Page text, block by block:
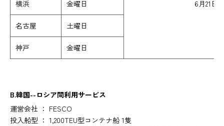
横浜 金曜日 6月21日
名古屋 土曜日
神戸 金曜日
B.韓国--ロシア間利用サービス
運営会社 ： FESCO
投入船型 ： 1,200TEU型コンテナ船 1隻